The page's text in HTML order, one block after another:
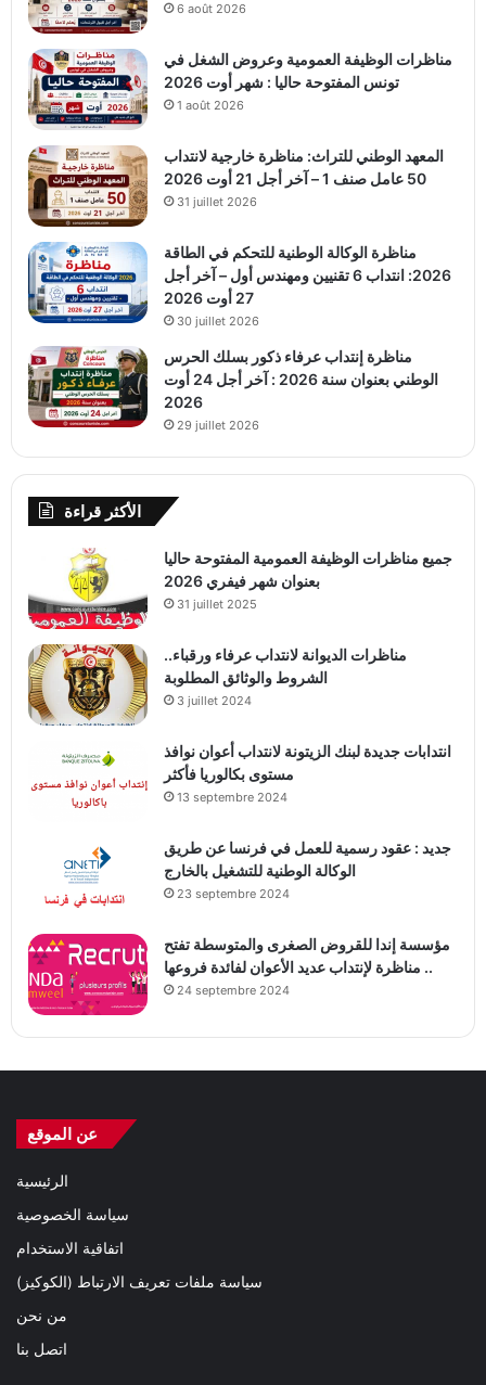
6 août 2026
مناظرات الوظيفة العمومية وعروض الشغل في
تونس المفتوحة حاليا : شهر أوت 2026
1 août 2026
المعهد الوطني للتراث: مناظرة خارجية لانتداب
50 عامل صنف 1 – آخر أجل 21 أوت 2026
31 juillet 2026
مناظرة الوكالة الوطنية للتحكم في الطاقة
2026: انتداب 6 تقنيين ومهندس أول – آخر أجل
27 أوت 2026
30 juillet 2026
مناظرة إنتداب عرفاء ذكور بسلك الحرس
الوطني بعنوان سنة 2026 : آخر أجل 24 أوت
2026
29 juillet 2026
الأكثر قراءة
جميع مناظرات الوظيفة العمومية المفتوحة حاليا
بعنوان شهر فيفري 2026
31 juillet 2025
مناظرات الديوانة لانتداب عرفاء ورقباء..
الشروط والوثائق المطلوبة
3 juillet 2024
انتدابات جديدة لبنك الزيتونة لانتداب أعوان نوافذ
مستوى بكالوريا فأكثر
13 septembre 2024
جديد : عقود رسمية للعمل في فرنسا عن طريق
الوكالة الوطنية للتشغيل بالخارج
23 septembre 2024
مؤسسة إندا للقروض الصغرى والمتوسطة تفتح
مناظرة لإنتداب عديد الأعوان لفائدة فروعها ..
24 septembre 2024
عن الموقع
الرئيسية
سياسة الخصوصية
اتفاقية الاستخدام
سياسة ملفات تعريف الارتباط (الكوكيز)
من نحن
اتصل بنا